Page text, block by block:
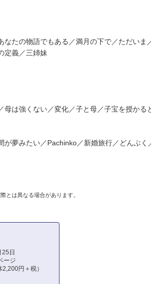
なたの物語でもある／満月の下で／ただいま
定義／三姉妹
母は強くない／変化／子と母／子宝を授かる
が夢みたい／Pachinko／新婚旅行／どんぶく
とは異なる場合があります。
日
ージ
円＋税）